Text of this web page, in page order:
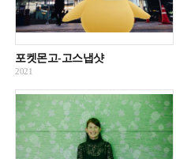
포켓몬고-고스냅샷
2021